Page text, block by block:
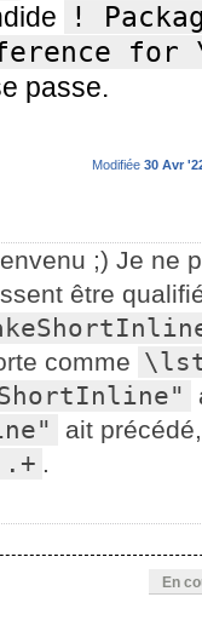
!
passe.
Modifiée 30 Avr
;) Je ne
être
comme
ait
.
En